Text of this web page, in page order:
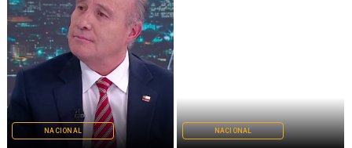
NACIONAL NACIONAL